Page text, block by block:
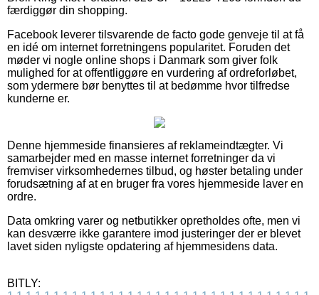
færdiggør din shopping.
Facebook leverer tilsvarende de facto gode genveje til at få
en idé om internet forretningens popularitet. Foruden det
møder vi nogle online shops i Danmark som giver folk
mulighed for at offentliggøre en vurdering af ordreforløbet,
som ydermere bør benyttes til at bedømme hvor tilfredse
kunderne er.
Denne hjemmeside finansieres af reklameindtægter. Vi
samarbejder med en masse internet forretninger da vi
fremviser virksomhedernes tilbud, og høster betaling under
forudsætning af at en bruger fra vores hjemmeside laver en
ordre.
Data omkring varer og netbutikker opretholdes ofte, men vi
kan desværre ikke garantere imod justeringer der er blevet
lavet siden nyligste opdatering af hjemmesidens data.
BITLY: